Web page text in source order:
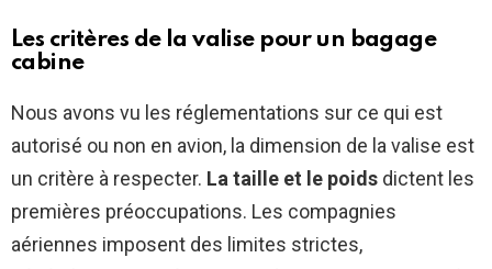
Les critères de la valise pour un bagage
cabine
Nous avons vu les réglementations sur ce qui est
autorisé ou non en avion, la dimension de la valise est
un critère à respecter. La taille et le poids dictent les
premières préoccupations. Les compagnies
aériennes imposent des limites strictes,